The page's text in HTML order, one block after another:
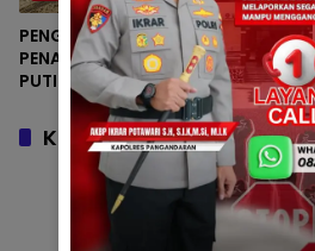
PENGECEKAN LAHAN
PENANAMAN BAWANG
PUTIH OLEH POLSEK
LANGKAPLANCAR DUKUNG
PROGRAM KETAHANAN
PANGAN
Komentar